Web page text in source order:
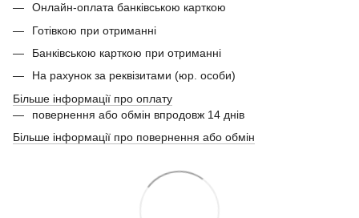
Онлайн-оплата банківською карткою
Готівкою при отриманні
Банківською карткою при отриманні
На рахунок за реквізитами (юр. особи)
Більше інформації про оплату
повернення або обмін впродовж 14 днів
Більше інформації про повернення або обмін